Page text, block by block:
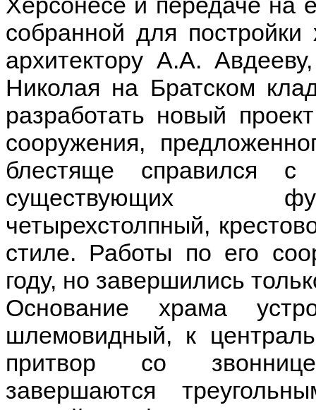
собранной для
архитектору А.А.
Николая на Братском
разработать новый
сооружения,
блестяще справился с
существующих
четырехстолпный,
стиле. Работы по его
году, но завершились
Основание храма
шлемовидный, к
притвор со
завершаются